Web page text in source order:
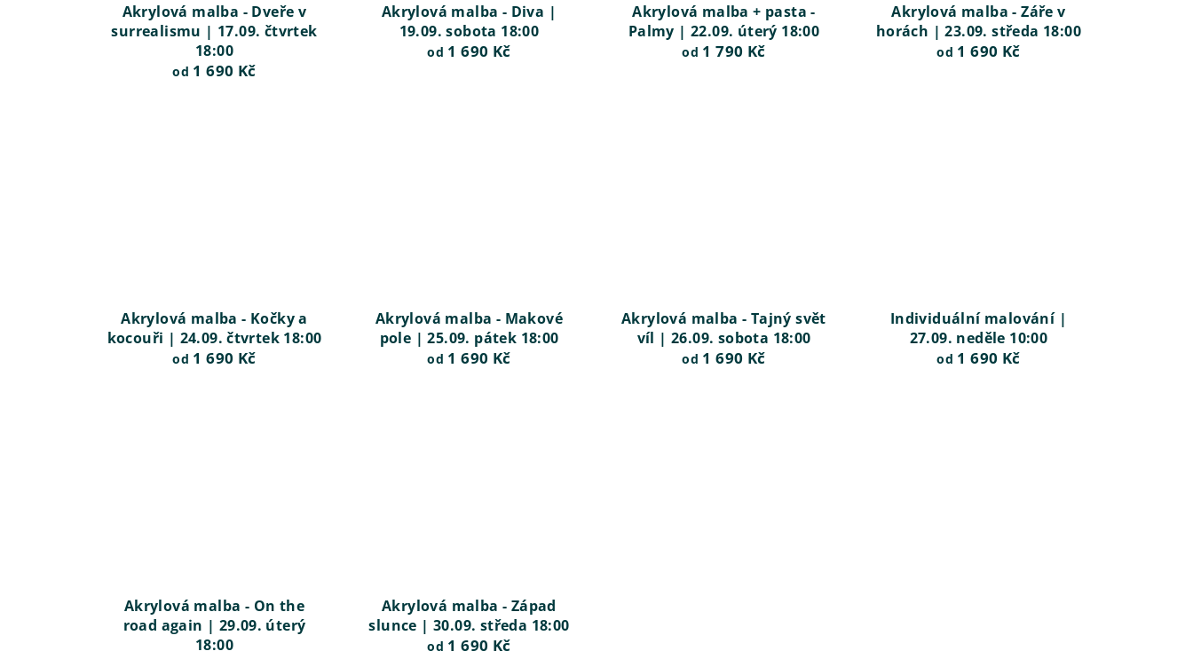
Akrylová malba - Dveře v
surrealismu | 17.09. čtvrtek
18:00
od 1 690 Kč
Akrylová malba - Diva |
19.09. sobota 18:00
od 1 690 Kč
Akrylová malba + pasta -
Palmy | 22.09. úterý 18:00
od 1 790 Kč
Akrylová malba - Záře v
horách | 23.09. středa 18:00
od 1 690 Kč
Akrylová malba - Kočky a
kocouři | 24.09. čtvrtek 18:00
od 1 690 Kč
Akrylová malba - Makové
pole | 25.09. pátek 18:00
od 1 690 Kč
Akrylová malba - Tajný svět
víl | 26.09. sobota 18:00
od 1 690 Kč
Individuální malování |
27.09. neděle 10:00
od 1 690 Kč
Akrylová malba - On the
road again | 29.09. úterý
18:00
Akrylová malba - Západ
slunce | 30.09. středa 18:00
od 1 690 Kč